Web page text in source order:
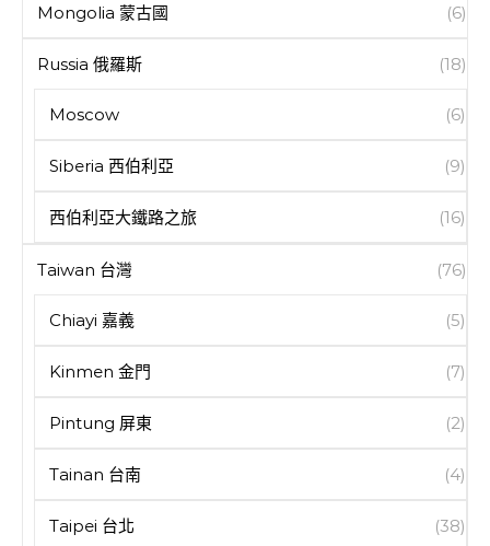
Mongolia 蒙古國 (6)
Russia 俄羅斯 (18)
Moscow (6)
Siberia 西伯利亞 (9)
西伯利亞大鐵路之旅 (16)
Taiwan 台灣 (76)
Chiayi 嘉義 (5)
Kinmen 金門 (7)
Pintung 屏東 (2)
Tainan 台南 (4)
Taipei 台北 (38)